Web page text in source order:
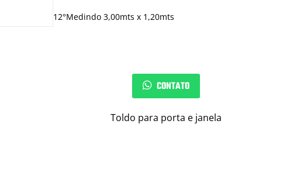
12°Medindo 3,00mts x 1,20mts
CONTATO
Toldo para porta e janela